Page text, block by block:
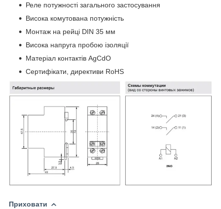
Реле потужності загального застосування
Висока комутована потужність
Монтаж на рейці DIN 35 мм
Висока напруга пробою ізоляції
Матеріал контактів AgCdO
Сертифікати, директиви RoHS
Приховати